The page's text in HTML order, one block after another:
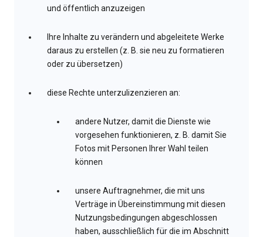
und öffentlich anzuzeigen
Ihre Inhalte zu verändern und abgeleitete Werke
daraus zu erstellen (z. B. sie neu zu formatieren
oder zu übersetzen)
diese Rechte unterzulizenzieren an:
andere Nutzer, damit die Dienste wie
vorgesehen funktionieren, z. B. damit Sie
Fotos mit Personen Ihrer Wahl teilen
können
unsere Auftragnehmer, die mit uns
Verträge in Übereinstimmung mit diesen
Nutzungsbedingungen abgeschlossen
haben, ausschließlich für die im Abschnitt